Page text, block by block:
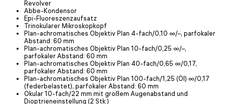
Revolver
Abbe-Kondensor
Epi-Fluoreszenzaufsatz
Trinokularer Mikroskopkopf
Plan-achromatisches Objektiv Plan 4-fach/0,10 ∞/–, parfokaler
Abstand: 60 mm
Plan-achromatisches Objektiv Plan 10-fach/0,25 ∞/–,
parfokaler Abstand: 60 mm
Plan-achromatisches Objektiv Plan 40-fach/0,65 ∞/0,17,
parfokaler Abstand: 60 mm
Plan-achromatisches Objektiv Plan 100-fach/1,25 (Öl) ∞/0,17
(federbelastet), parfokaler Abstand: 60 mm
Okular 10-fach/22 mm mit großem Augenabstand und
Dioptrieneinstellung (2 Stk.)